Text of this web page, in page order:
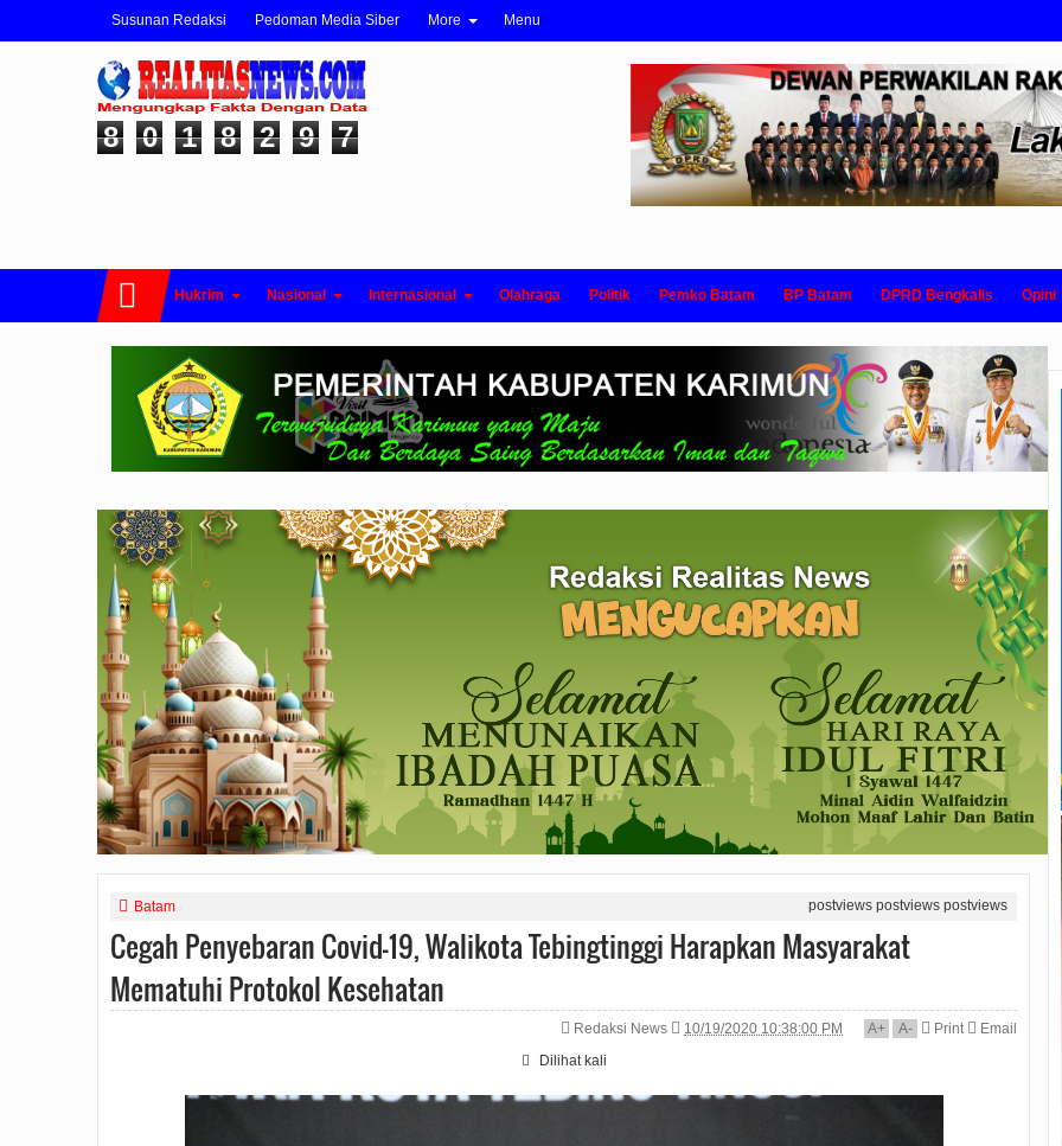
Susunan Redaksi Pedoman Media Siber More Menu
8 0 1 8 2 9 7
Hukrim Nasional Internasional Olahraga Politik Pemko Batam BP Batam DPRD Bengkalis Opini
Batam postviewspostviewspostviews
Cegah Penyebaran Covid-19, Walikota Tebingtinggi Harapkan Masyarakat
Mematuhi Protokol Kesehatan
Redaksi News 10/19/2020 10:38:00 PM A+ A- Print
Email
Dilihat kali